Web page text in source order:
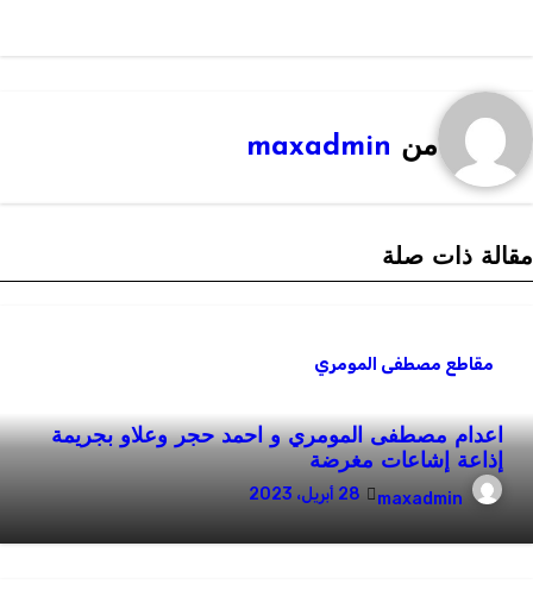
من maxadmin
مقالة ذات صلة
مقاطع مصطفى المومري
اعدام مصطفى المومري و احمد حجر وعلاو بجريمة
إذاعة إشاعات مغرضة
maxadmin 28 أبريل، 2023